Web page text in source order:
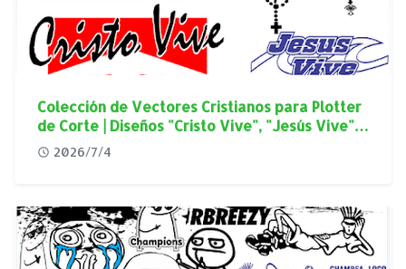
Colección de Vectores Cristianos para Plotter
de Corte | Diseños "Cristo Vive", "Jesús Vive" y
Virgen de Guadalupe en Alta Calidad
2026/7/4